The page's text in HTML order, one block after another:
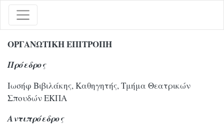
ΟΡΓΑΝΩΤΙΚΗ ΕΠΙΤΡΟΠΗ
Πρόεδρος
Ιωσήφ Βιβιλάκης, Καθηγητής, Τμήμα Θεατρικών
Σπουδών ΕΚΠΑ
Αντιπρόεδρος